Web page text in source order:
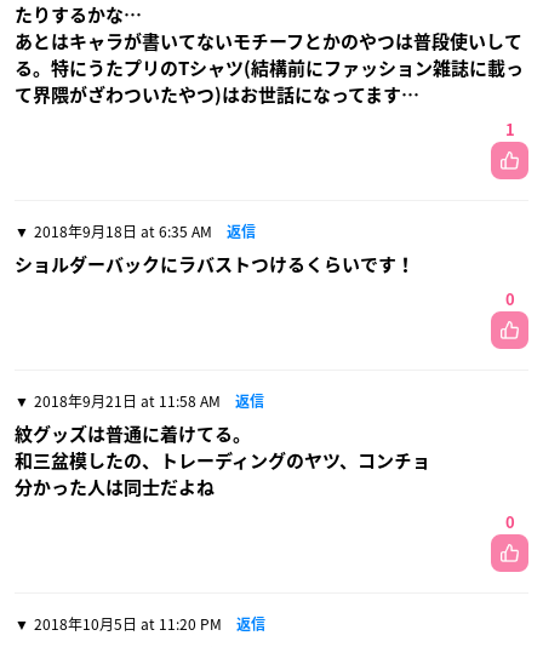
たりするかな…
あとはキャラが書いてないモチーフとかのやつは普段使いして
る。特にうたプリのTシャツ(結構前にファッション雑誌に載っ
て界隈がざわついたやつ)はお世話になってます…
1
2018年9月18日 at 6:35 AM 返信
ショルダーバックにラバストつけるくらいです！
0
2018年9月21日 at 11:58 AM 返信
紋グッズは普通に着けてる。
和三盆模したの、トレーディングのヤツ、コンチョ
分かった人は同士だよね
0
2018年10月5日 at 11:20 PM 返信